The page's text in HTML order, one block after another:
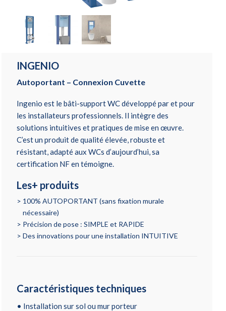
INGENIO
Autoportant – Connexion Cuvette
Ingenio est le bâti-support WC développé par et pour
les installateurs professionnels. Il intègre des
solutions intuitives et pratiques de mise en œuvre.
C’est un produit de qualité élevée, robuste et
résistant, adapté aux WCs d’aujourd’hui, sa
certification NF en témoigne.
Les+ produits
100% AUTOPORTANT (sans fixation murale
nécessaire)
Précision de pose : SIMPLE et RAPIDE
Des innovations pour une installation INTUITIVE
Caractéristiques techniques
• Installation sur sol ou mur porteur